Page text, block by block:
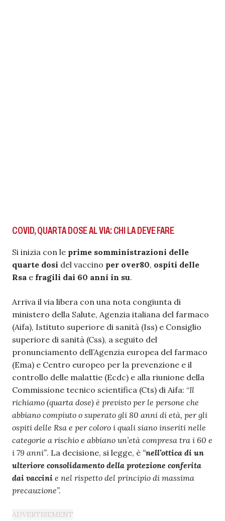
COVID, QUARTA DOSE AL VIA: CHI LA DEVE FARE
Si inizia con le prime somministrazioni delle
quarte dosi del vaccino per over80, ospiti delle
Rsa e fragili dai 60 anni in su.
Arriva il via libera con una nota congiunta di
ministero della Salute, Agenzia italiana del farmaco
(Aifa), Istituto superiore di sanità (Iss) e Consiglio
superiore di sanità (Css), a seguito del
pronunciamento dell’Agenzia europea del farmaco
(Ema) e Centro europeo per la prevenzione e il
controllo delle malattie (Ecdc) e alla riunione della
Commissione tecnico scientifica (Cts) di Aifa: “Il
richiamo (quarta dose) è previsto per le persone che
abbiano compiuto o superato gli 80 anni di età, per gli
ospiti delle Rsa e per coloro i quali siano inseriti nelle
categorie a rischio e abbiano un’età compresa tra i 60 e
i 79 anni”. La decisione, si legge, è “nell’ottica di un
ulteriore consolidamento della protezione conferita
dai vaccini e nel rispetto del principio di massima
precauzione”.